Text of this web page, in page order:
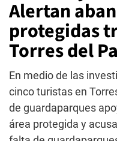
Alertan
protegidas
Torres del
En medio de las
cinco turistas en
de guardaparques
área protegida y